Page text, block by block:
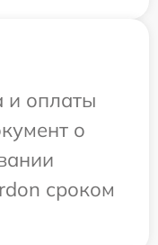
и оплаты
о
сроком